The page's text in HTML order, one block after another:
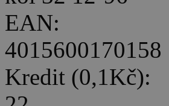
EAN:
4015600170158
Kredit (0,1Kč):